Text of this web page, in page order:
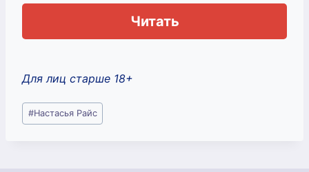
Читать
Для лиц старше 18+
Метки
записи:
#Настасья Райс